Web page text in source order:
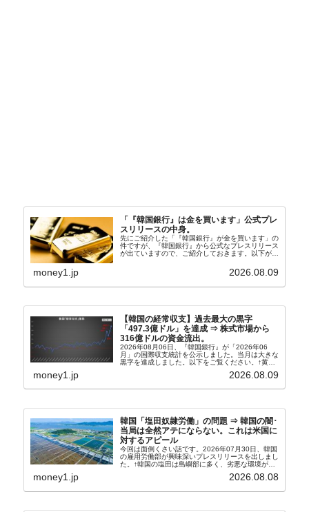
「『韓国銀行』は金を買います」公式プレ
スリリースの中身。
先にご紹介した「『韓国銀行』が金を買います」の
件ですが、『韓国銀行』から公式なプレスリリース
が出ていますので、ご紹介しておきます。以下が全
れ協力体制を構築□『韓国銀行』は、国内生産金の
money1.jp 2026.08.09
【韓国の経常収支】過去最大の黒字
「497.3億ドル」を達成 ⇒ 株式市場から
316億ドルの資金流出。
2026年08月06日、『韓国銀行』が「2026年06
月」の国際収支統計を公示しました。当月は大きな
黒字を達成しました。以下をご覧ください。↑黄色
の経常収支です。2026年06月貿易収支：4...
money1.jp 2026.08.09
韓国「塩田奴隷労働」の問題 ⇒ 韓国の闇･
当局は全然アテにならない。これは米国に
対するアピール
今回は面倒くさい話です。2026年07月30日、韓国
の雇用労働部が興味深いプレスリリースを出しまし
た。↑韓国の塩田は島嶼部に多く、劣悪な環境が一
たといわれます（後述）。これは、いわゆる「塩田
money1.jp 2026.08.08